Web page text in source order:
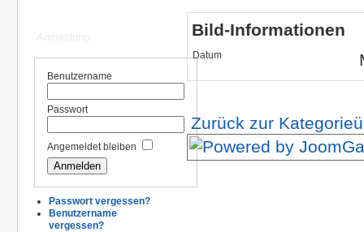
Benutzername
Passwort
Angemeldet bleiben
Passwort vergessen?
Benutzername
vergessen?
Bild-Informationen
Datum
Zurück zur